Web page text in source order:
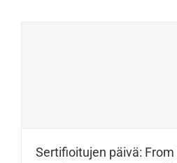
Sertifioitujen päivä: From